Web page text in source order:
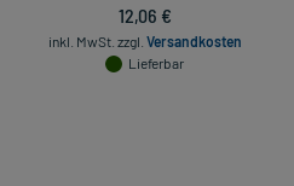
12,06 €
inkl. MwSt. zzgl. Versandkosten
Lieferbar